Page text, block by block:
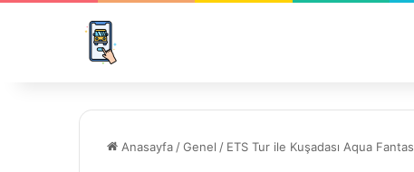
Anasayfa /Genel / ETS Tur ile Kuşadası Aqua